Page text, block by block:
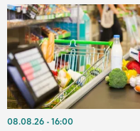
08.08.26 16:00